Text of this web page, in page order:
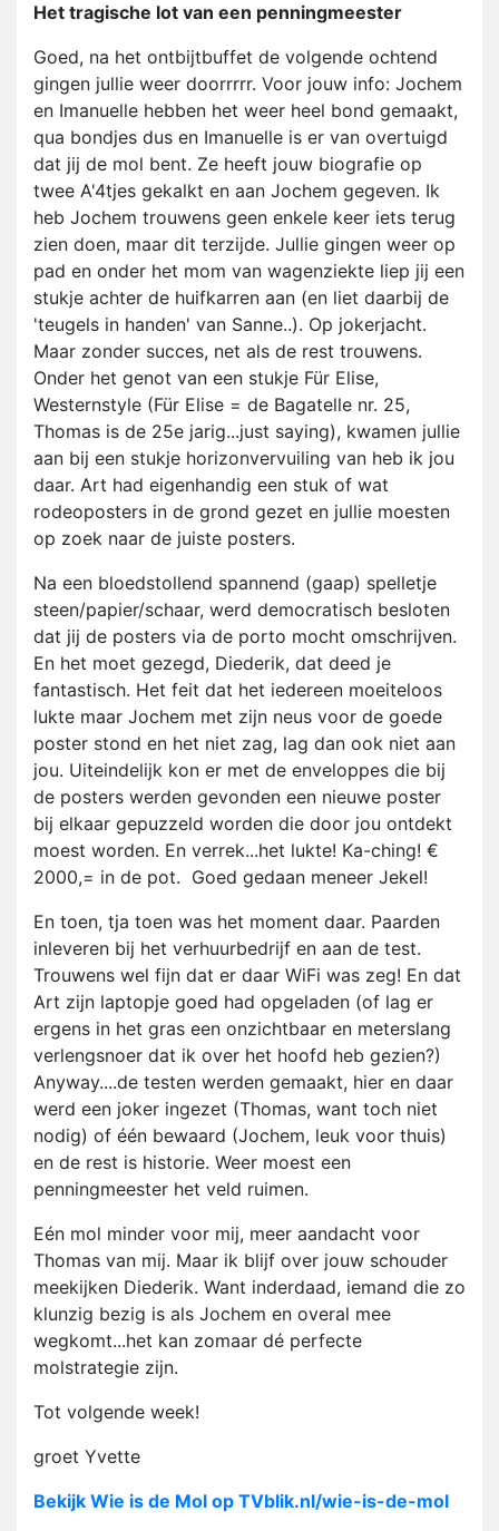
Het tragische lot van een penningmeester
Goed, na het ontbijtbuffet de volgende ochtend
gingen jullie weer doorrrrr. Voor jouw info: Jochem
en Imanuelle hebben het weer heel bond gemaakt,
qua bondjes dus en Imanuelle is er van overtuigd
dat jij de mol bent. Ze heeft jouw biografie op
twee A'4tjes gekalkt en aan Jochem gegeven. Ik
heb Jochem trouwens geen enkele keer iets terug
zien doen, maar dit terzijde. Jullie gingen weer op
pad en onder het mom van wagenziekte liep jij een
stukje achter de huifkarren aan (en liet daarbij de
'teugels in handen' van Sanne..). Op jokerjacht.
Maar zonder succes, net als de rest trouwens.
Onder het genot van een stukje Für Elise,
Westernstyle (Für Elise = de Bagatelle nr. 25,
Thomas is de 25e jarig...just saying), kwamen jullie
aan bij een stukje horizonvervuiling van heb ik jou
daar. Art had eigenhandig een stuk of wat
rodeoposters in de grond gezet en jullie moesten
op zoek naar de juiste posters.
Na een bloedstollend spannend (gaap) spelletje
steen/papier/schaar, werd democratisch besloten
dat jij de posters via de porto mocht omschrijven.
En het moet gezegd, Diederik, dat deed je
fantastisch. Het feit dat het iedereen moeiteloos
lukte maar Jochem met zijn neus voor de goede
poster stond en het niet zag, lag dan ook niet aan
jou. Uiteindelijk kon er met de enveloppes die bij
de posters werden gevonden een nieuwe poster
bij elkaar gepuzzeld worden die door jou ontdekt
moest worden. En verrek...het lukte! Ka-ching! €
2000,= in de pot. Goed gedaan meneer Jekel!
En toen, tja toen was het moment daar. Paarden
inleveren bij het verhuurbedrijf en aan de test.
Trouwens wel fijn dat er daar WiFi was zeg! En dat
Art zijn laptopje goed had opgeladen (of lag er
ergens in het gras een onzichtbaar en meterslang
verlengsnoer dat ik over het hoofd heb gezien?)
Anyway....de testen werden gemaakt, hier en daar
werd een joker ingezet (Thomas, want toch niet
nodig) of één bewaard (Jochem, leuk voor thuis)
en de rest is historie. Weer moest een
penningmeester het veld ruimen.
Eén mol minder voor mij, meer aandacht voor
Thomas van mij. Maar ik blijf over jouw schouder
meekijken Diederik. Want inderdaad, iemand die zo
klunzig bezig is als Jochem en overal mee
wegkomt...het kan zomaar dé perfecte
molstrategie zijn.
Tot volgende week!
groet Yvette
Bekijk Wie is de Mol op TVblik.nl/wie-is-de-mol